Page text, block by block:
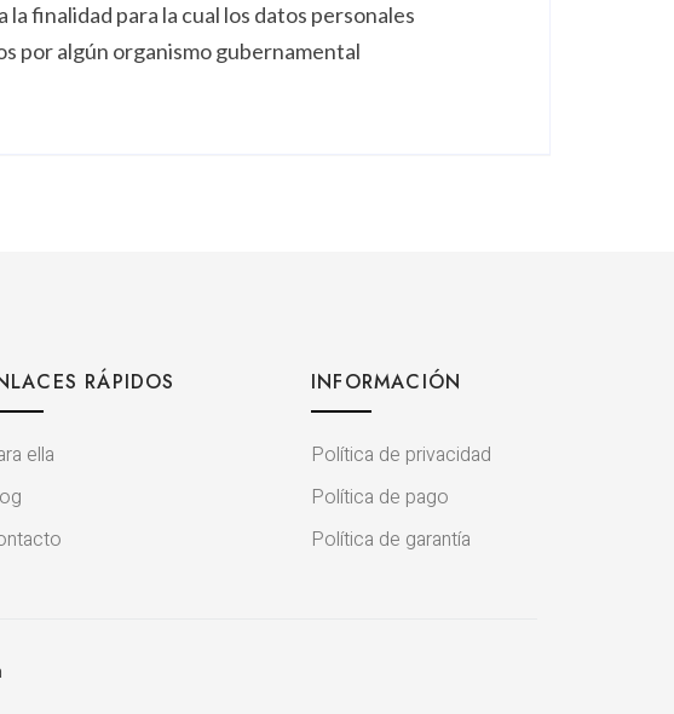
finalidad para la cual los datos personales
por algún organismo gubernamental
RÁPIDOS
ella
INFORMACIÓN
Política de privacidad
Política de pago
Política de garantía